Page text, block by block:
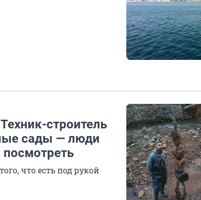
строитель
сады — люди
посмотреть
что есть под рукой